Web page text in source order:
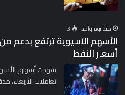
منذ يوم واحد 3
الأسهم الآسيوية ترتفع بدعم من
أسعار النفط
شهدت أسواق الأسهم
تعاملات